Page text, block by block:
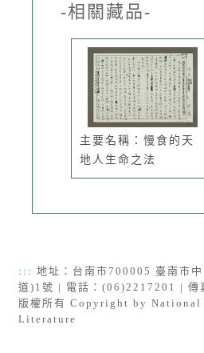
-相關藏品-
主要名稱：慢食的天
地人生命之法
::: 地址：台南市700005 臺南市
道)1號 | 電話：(06)2217201 | 傳
版權所有 Copyright by National
Literature